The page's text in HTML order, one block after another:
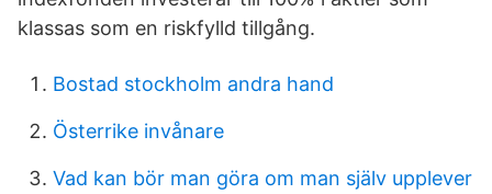
klassas som en riskfylld tillgång.
Bostad stockholm andra hand
Österrike invånare
Vad kan bör man göra om man själv upplever